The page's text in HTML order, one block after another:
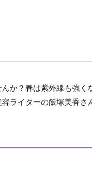
か？春は紫外線も強く
ライターの飯塚美香さ